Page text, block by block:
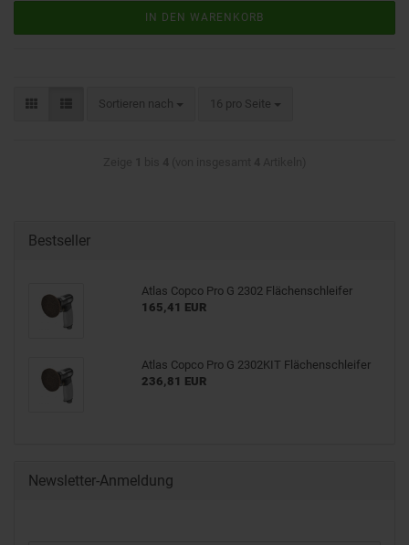
IN DEN WARENKORB
Sortieren nach 16 pro Seite
Bestseller
Atlas Copco Pro G 2302 Flächenschleifer
165,41 EUR
Atlas Copco Pro G 2302KIT Flächenschleifer
236,81 EUR
Newsletter-Anmeldung